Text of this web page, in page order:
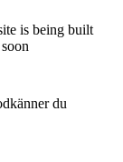
is being built
du